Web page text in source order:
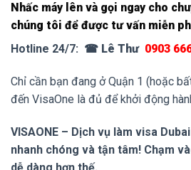
Nhấc máy lên và gọi ngay cho
chúng tôi để được tư vấn miễn
Hotline 24/7: ☎ Lê Thư 0903
Chỉ cần bạn đang ở Quận 1 (hoặc
đến VisaOne là đủ để khởi động
VISAONE – Dịch vụ làm visa
nhanh chóng và tận tâm! Chạm